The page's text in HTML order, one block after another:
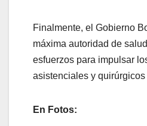
Finalmente, el Gobierno
máxima autoridad de
esfuerzos para impulsar
asistenciales y
En Fotos: